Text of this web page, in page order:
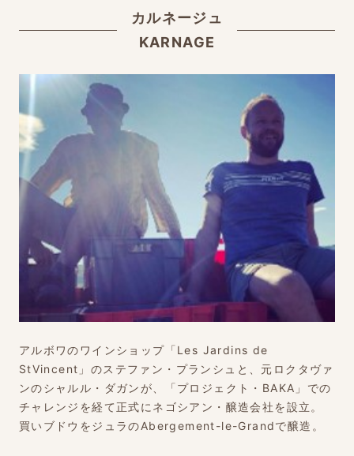
カルネージュ
KARNAGE
アルボワのワインショップ「Les Jardins de
StVincent」のステファン・プランシュと、元ロクタヴァ
ンのシャルル・ダガンが、「プロジェクト・BAKA」での
チャレンジを経て正式にネゴシアン・醸造会社を設立。
買いブドウをジュラのAbergement-le-Grandで醸造。